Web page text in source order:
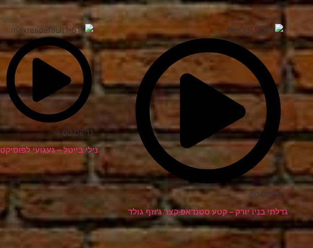
00:03:52
גדלתי בניו יורק – קטע סטנדאפ קצר ג'וזף גולד
00:06:11
נילי בייטל – געגועי לפוסיקט